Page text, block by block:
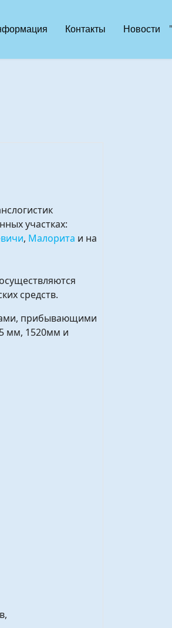
Контакты Новости
участках:
, Малорита и на
средств.
прибывающими
мм, 1520мм и